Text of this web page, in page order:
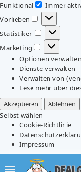
Funktional
Funktional
Immer
Vorlieben
Vorlieben
Statistiken
Statistiken
Marketing
Marketing
Optionen verwalten
Dienste verwalten
Verwalten von
Lese mehr über
Akzeptieren
Ablehnen
Selbst wählen
Cookie-Richtlinie
Impressum